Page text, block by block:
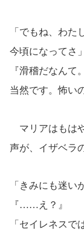
「でもね、わた
今頃になってさ」
『滑稽だなんて
当然です。怖い
マリアはもは
声が、イザベラ
「きみにも迷い
『……え？』
「セイレネスで